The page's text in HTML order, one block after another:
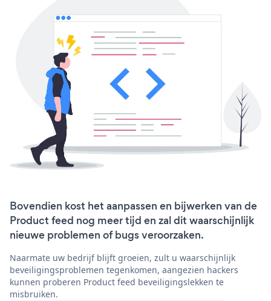
Bovendien kost het aanpassen en bijwerken van de
Product feed nog meer tijd en zal dit waarschijnlijk
nieuwe problemen of bugs veroorzaken.
Naarmate uw bedrijf blijft groeien, zult u waarschijnlijk
beveiligingsproblemen tegenkomen, aangezien hackers
kunnen proberen Product feed beveiligingslekken te
misbruiken.